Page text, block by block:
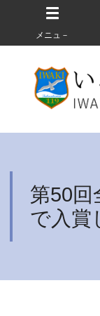
メニュ－
第50回
で入賞